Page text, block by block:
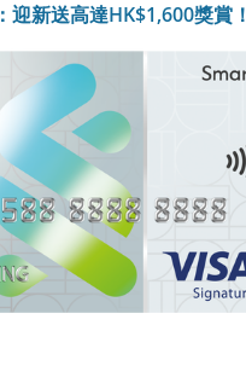
：迎新送高達HK$1,600獎賞！